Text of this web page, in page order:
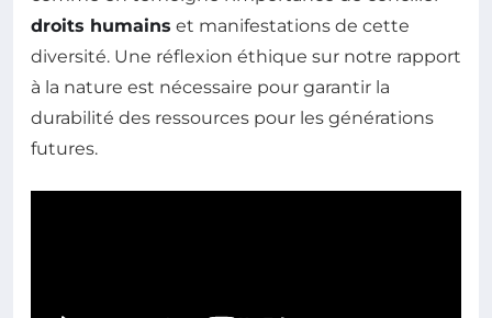
droits humains et manifestations de cette
diversité. Une réflexion éthique sur notre rapport
à la nature est nécessaire pour garantir la
durabilité des ressources pour les générations
futures.